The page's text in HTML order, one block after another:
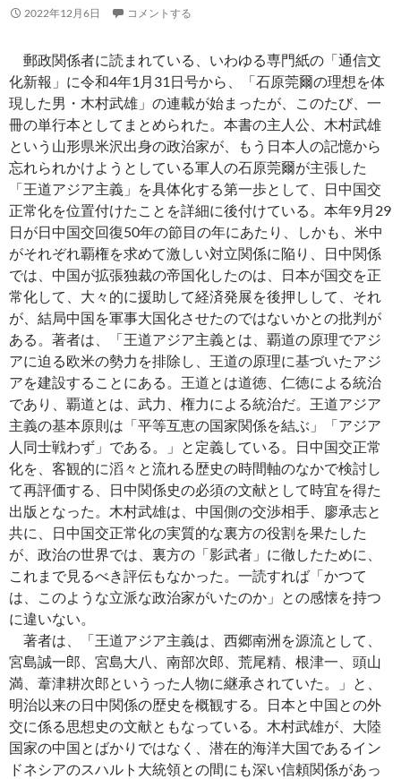
2022年12月6日 コメントする
郵政関係者に読まれている、いわゆる専門紙の「通信文
化新報」に令和4年1月31日号から、「石原莞爾の理想を体
現した男・木村武雄」の連載が始まったが、このたび、一
冊の単行本としてまとめられた。本書の主人公、木村武雄
という山形県米沢出身の政治家が、もう日本人の記憶から
忘れられかけようとしている軍人の石原莞爾が主張した
「王道アジア主義」を具体化する第一歩として、日中国交
正常化を位置付けたことを詳細に後付けている。本年9月29
日が日中国交回復50年の節目の年にあたり、しかも、米中
がそれぞれ覇権を求めて激しい対立関係に陥り、日中関係
では、中国が拡張独裁の帝国化したのは、日本が国交を正
常化して、大々的に援助して経済発展を後押しして、それ
が、結局中国を軍事大国化させたのではないかとの批判が
ある。著者は、「王道アジア主義とは、覇道の原理でアジ
アに迫る欧米の勢力を排除し、王道の原理に基づいたアジ
アを建設することにある。王道とは道徳、仁徳による統治
であり、覇道とは、武力、権力による統治だ。王道アジア
主義の基本原則は「平等互恵の国家関係を結ぶ」「アジア
人同士戦わず」である。」と定義している。日中国交正常
化を、客観的に滔々と流れる歴史の時間軸のなかで検討し
て再評価する、日中関係史の必須の文献として時宜を得た
出版となった。木村武雄は、中国側の交渉相手、廖承志と
共に、日中国交正常化の実質的な裏方の役割を果たした
が、政治の世界では、裏方の「影武者」に徹したために、
これまで見るべき評伝もなかった。一読すれば「かつて
は、このような立派な政治家がいたのか」との感懐を持つ
に違いない。
著者は、「王道アジア主義は、西郷南洲を源流として、
宮島誠一郎、宮島大八、南部次郎、荒尾精、根津一、頭山
満、葦津耕次郎というった人物に継承されていた。」と、
明治以来の日中関係の歴史を概観する。日本と中国との外
交に係る思想史の文献ともなっている。木村武雄が、大陸
国家の中国とばかりではなく、潜在的海洋大国であるイン
ドネシアのスハルト大統領との間にも深い信頼関係があっ